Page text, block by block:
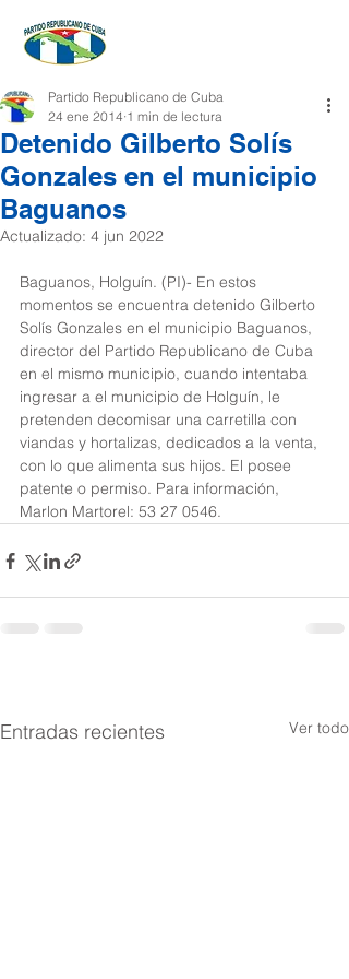
Detenido Gilberto Solís
Gonzales en el municipio
Baguanos
Partido Republicano de Cuba
24 ene 2014 1 min de lectura
Actualizado: 4 jun 2022
Baguanos, Holguín. (PI)- En estos
momentos se encuentra detenido Gilberto
Solís Gonzales en el municipio Baguanos,
director del Partido Republicano de Cuba
en el mismo municipio, cuando intentaba
ingresar a el municipio de Holguín, le
pretenden decomisar una carretilla con
viandas y hortalizas, dedicados a la venta,
con lo que alimenta sus hijos. El posee
patente o permiso. Para información,
Marlon Martorel: 53 27 0546.
Entradas recientes Ver todo